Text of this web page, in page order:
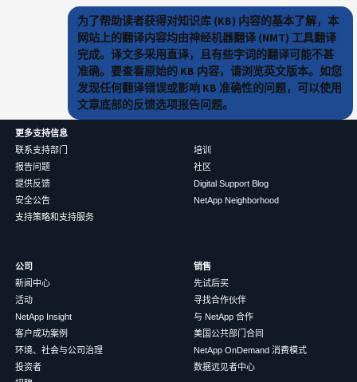
为了帮助读者获得对知识库 (KB) 内容的基本了解，本
网站上的翻译内容均由神经机器翻译 (NMT) 工具翻译
完成。译文多采用直译，且有些字词的翻译可能不甚
准确。要查看原始的 KB 内容，请浏览英文版本。如您
发现任何翻译错误或影响 KB 准确性的问题，可以使用
文章底部的反馈选项报告问题。
更多支持信息
联系支持部门
报告问题
提供反馈
安全公告
支持策略和支持服务
培训
社区
Digital Support Blog
NetApp Neighborhood
公司
新闻中心
活动
NetApp Insight
客户成功案例
环境、社会与公司治理
投资者
销售
先试后买
寻找合作伙伴
与 NetApp 合作
美国公共部门合同
NetApp OnDemand 消费模式
数据远见者中心